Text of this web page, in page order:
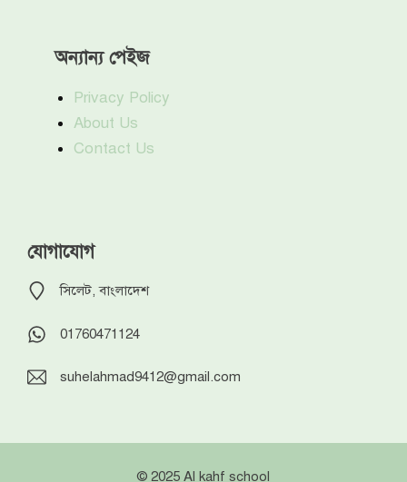
অন্যান্য পেইজ
Privacy Policy
About Us
Contact Us
যোগাযোগ
সিলেট, বাংলাদেশ
01760471124
suhelahmad9412@gmail.com
© 2025 Al kahf school